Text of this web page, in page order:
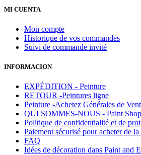
MI CUENTA
Mon compte
Historique de vos commandes
Suivi de commande invité
INFORMACION
EXPÉDITION - Peinture
RETOUR -Peintures ligne
Peinture -Achetez Générales de
QUI SOMMES-NOUS - Paint
Politique de confidentialité et de
Paiement sécurisé pour acheter de
FAQ
Idées de décoration dans Paint and